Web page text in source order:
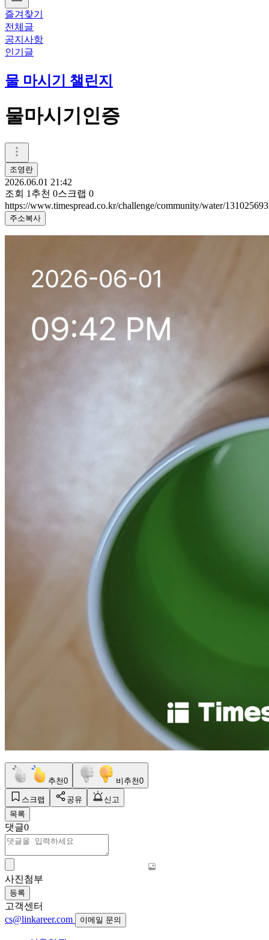
즐겨찾기
전체글
공지사항
인기글
물 마시기 챌린지
물마시기인증
조영란
2026.06.01 21:42
조회 1 추천 0스크랩 0
https://www.timespread.co.kr/challenge/community/water/131025693
주소복사
추천0 비추천0
스크랩 공유
신고
목록
댓글0
사진첨부
등록
고객센터
cs@linkareer.com
이메일 문의